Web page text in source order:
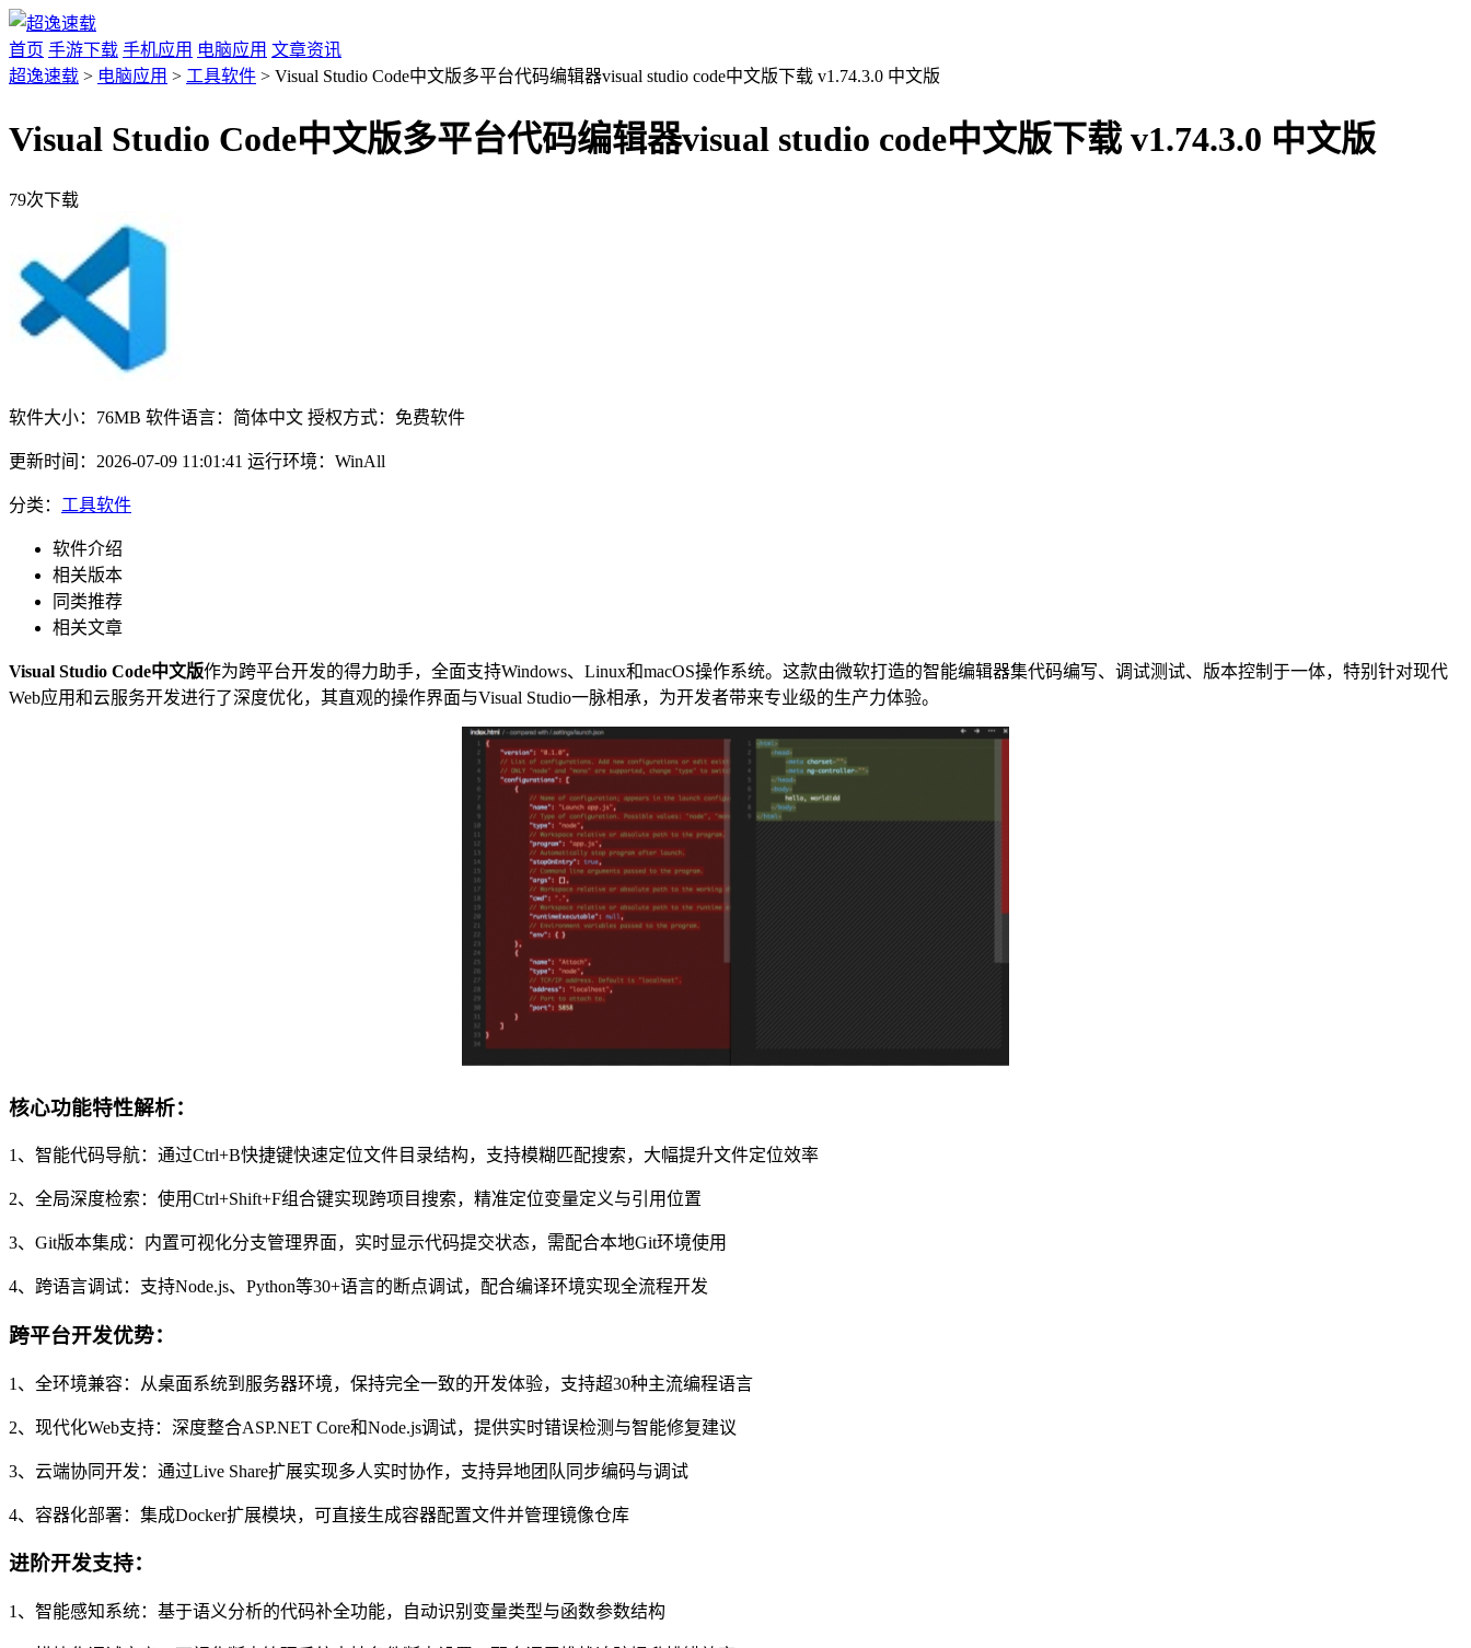
首页 手游下载 手机应用 电脑应用 文章资讯
超逸速载 > 电脑应用 > 工具软件 > Visual Studio Code中文版多平台代码编辑器visual studio code中文版下载 v1.74.3.0 中文版
Visual Studio Code中文版多平台代码编辑器visual studio code中文版下载 v1.74.3.0 中文版
79次下载
软件大小： 76MB 软件语言： 简体中文 授权方式： 免费软件
更新时间： 2026-07-09 11:01:41 运行环境： WinAll
分类： 工具软件
软件介绍
相关版本
同类推荐
相关文章
Visual Studio Code中文版作为跨平台开发的得力助手，全面支持Windows、Linux和macOS操作系统。这款由微软打造的智能编辑器集代码编写、调试测试、版本控制于一体，特别针对现代
Web应用和云服务开发进行了深度优化，其直观的操作界面与Visual Studio一脉相承，为开发者带来专业级的生产力体验。
核心功能特性解析：
1、智能代码导航：通过Ctrl+B快捷键快速定位文件目录结构，支持模糊匹配搜索，大幅提升文件定位效率
2、全局深度检索：使用Ctrl+Shift+F组合键实现跨项目搜索，精准定位变量定义与引用位置
3、Git版本集成：内置可视化分支管理界面，实时显示代码提交状态，需配合本地Git环境使用
4、跨语言调试：支持Node.js、Python等30+语言的断点调试，配合编译环境实现全流程开发
跨平台开发优势：
1、全环境兼容：从桌面系统到服务器环境，保持完全一致的开发体验，支持超30种主流编程语言
2、现代化Web支持：深度整合ASP.NET Core和Node.js调试，提供实时错误检测与智能修复建议
3、云端协同开发：通过Live Share扩展实现多人实时协作，支持异地团队同步编码与调试
4、容器化部署：集成Docker扩展模块，可直接生成容器配置文件并管理镜像仓库
进阶开发支持：
1、智能感知系统：基于语义分析的代码补全功能，自动识别变量类型与函数参数结构